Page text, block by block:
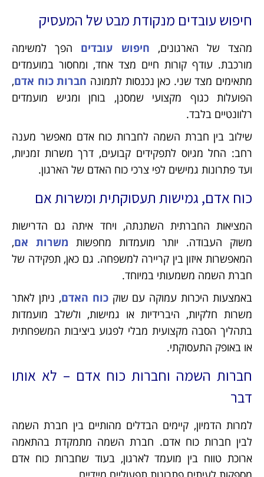
חיפוש עובדים מנקודת מבט של המעסיק
מהצד של הארגונים, חיפוש עובדים הפך למשימה
מורכבת. עודף קורות חיים מצד אחד, ומחסור במועמדים
מתאימים מצד שני. כאן נכנסות לתמונה חברות כוח אדם,
הפועלות כגוף מקצועי שמסנן, בוחן ומגיש מועמדים
רלוונטיים בלבד.
שילוב בין חברת השמה לחברות כוח אדם מאפשר מענה
רחב: החל מגיוס לתפקידים קבועים, דרך משרות זמניות,
ועד פתרונות גמישים לפי צרכי כוח האדם של הארגון.
כוח אדם, גמישות תעסוקתית ומשרות אם
המציאות החברתית השתנתה, ויחד איתה גם הדרישות
משוק העבודה. יותר מועמדות מחפשות משרות אם,
המאפשרות איזון בין קריירה למשפחה. גם כאן, תפקידה של
חברת השמה משמעותי במיוחד.
באמצעות היכרות עמוקה עם שוקכוח האדם, ניתן לאתר
משרות חלקיות, היברידיות או גמישות, ולשלב מועמדות
בתהליך הסבה מקצועית מבלי לפגוע ביציבות המשפחתית
או באופק התעסוקתי.
חברות השמה וחברות כוח אדם – לא אותו
דבר
למרות הדמיון, קיימים הבדלים מהותיים בין חברת השמה
לבין חברות כוח אדם. חברת השמה מתמקדת בהתאמה
ארוכת טווח בין מועמד לארגון, בעוד שחברות כוח אדם